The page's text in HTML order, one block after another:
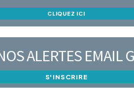
CLIQUEZ ICI
ALERTES EMAIL
S'INSCRIRE